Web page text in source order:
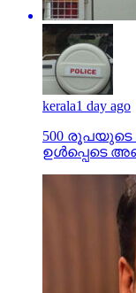
kerala1 day ago
500 രൂപയുടെ
ഉള്‍പ്പെടെ